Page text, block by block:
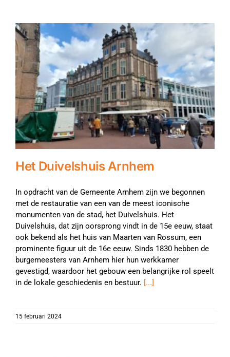
Het Duivelshuis Arnhem
In opdracht van de Gemeente Arnhem zijn we begonnen
met de restauratie van een van de meest iconische
monumenten van de stad, het Duivelshuis. Het
Duivelshuis, dat zijn oorsprong vindt in de 15e eeuw, staat
ook bekend als het huis van Maarten van Rossum, een
prominente figuur uit de 16e eeuw. Sinds 1830 hebben de
burgemeesters van Arnhem hier hun werkkamer
gevestigd, waardoor het gebouw een belangrijke rol speelt
in de lokale geschiedenis en bestuur. [...]
15 februari 2024